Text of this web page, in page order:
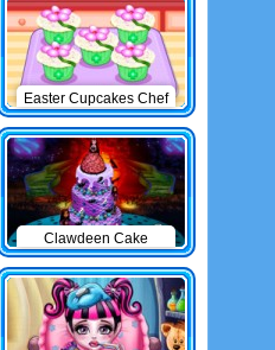
Easter Cupcakes Chef
Clawdeen Cake